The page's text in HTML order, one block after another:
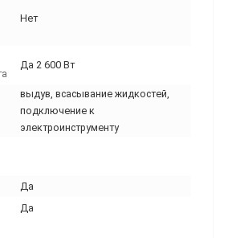
Нет
Да 2 600 Вт
выдув, всасывание жидкостей,
подключение к
электроинструменту
Да
Да